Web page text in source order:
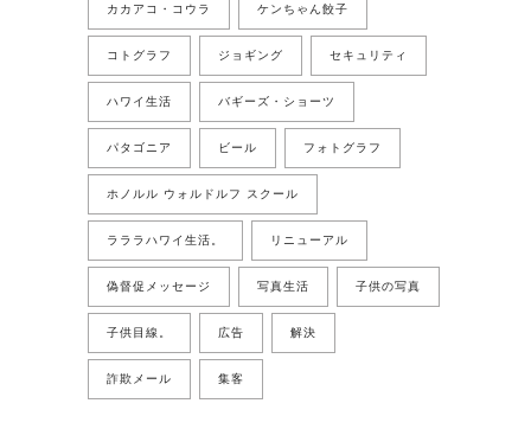
カカアコ・コウラ ケンちゃん餃子
コトグラフ ジョギング セキュリティ
ハワイ生活 バギーズ・ショーツ
パタゴニア ビール フォトグラフ
ホノルル ウォルドルフ スクール
ラララハワイ生活。 リニューアル
偽督促メッセージ 写真生活 子供の写真
子供目線。 広告 解決
詐欺メール 集客